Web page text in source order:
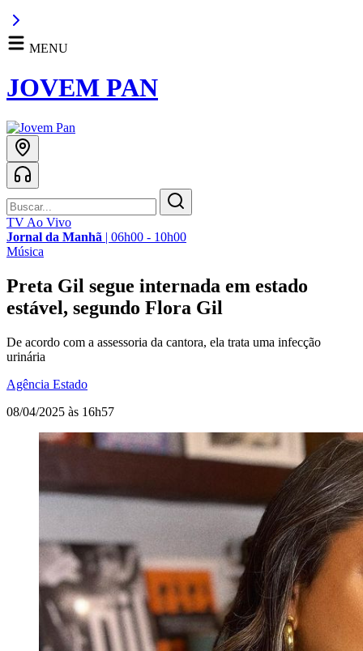
MENU
JOVEM PAN
TV Ao Vivo
Jornal da Manhã | 06h00 - 10h00
Música
Preta Gil segue internada em estado
estável, segundo Flora Gil
De acordo com a assessoria da cantora, ela trata uma infecção
urinária
Agência Estado
08/04/2025 às 16h57